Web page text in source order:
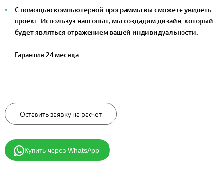
С помощью компьютерной программы вы сможете увидеть
проект. Используя наш опыт, мы создадим дизайн, который
будет являться отражением вашей индивидуальности.
Гарантия 24 месяца
Оставить заявку на расчет
Купить через WhatsApp